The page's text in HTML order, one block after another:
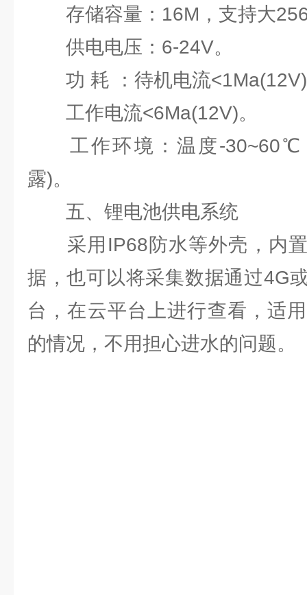
存储容量：16M，支持大
供电电压：6-24V。
功 耗 ：待机电流
工作电流<6Ma(12V)。
工作环境：温度-30~60℃
露)。
五、锂电池供电系统
采用IP68防水等外壳，内置
据，也可以将采集数据通过4G
台，在云平台上进行查看，适
的情况，不用担心进水的问题。